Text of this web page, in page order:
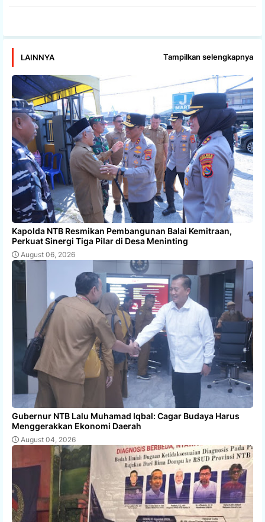
LAINNYA Tampilkan selengkapnya
Kapolda NTB Resmikan Pembangunan Balai Kemitraan,
Perkuat Sinergi Tiga Pilar di Desa Meninting
August 06, 2026
Gubernur NTB Lalu Muhamad Iqbal: Cagar Budaya Harus
Menggerakkan Ekonomi Daerah
August 04, 2026